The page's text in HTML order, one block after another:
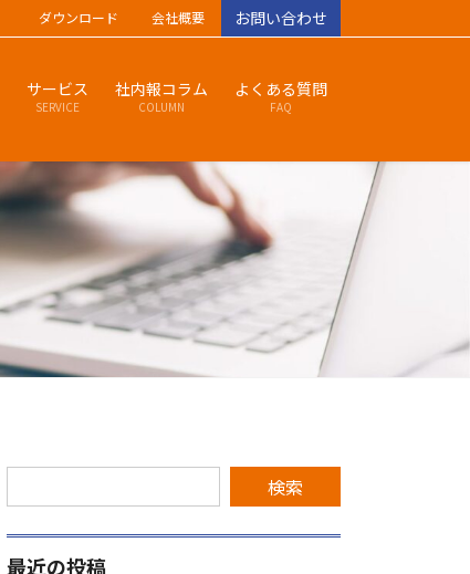
ダウンロード 会社概要 お問い合わせ
サービス
SERVICE
社内報コラム
COLUMN
よくある質問
FAQ
最近の投稿